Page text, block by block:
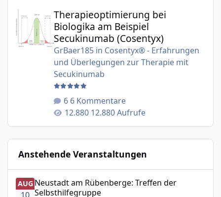
Therapieoptimierung bei Biologika am Beispiel
Therapieoptimierung bei
Biologika am Beispiel
Secukinumab (Cosentyx)
GrBaer185in Cosentyx® - Erfahrungen
und Überlegungen zur Therapie mit
Secukinumab
6 Kommentare
12.880 Aufrufe
Anstehende Veranstaltungen
Neustadt am Rübenberge: Treffen der Selbsthilfegruppe
AUG Neustadt am Rübenberge: Treffen der
Selbsthilfegruppe